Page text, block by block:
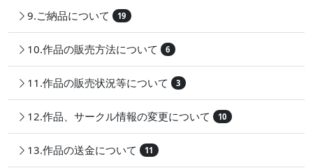
9.ご納品について 19
10.作品の販売方法について 6
11.作品の販売状況等について 3
12.作品、サークル情報の変更について 10
13.作品の送金について 11